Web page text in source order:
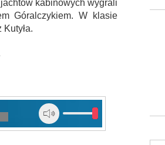
kabinowych wygrali
Góralczykiem. W klasie